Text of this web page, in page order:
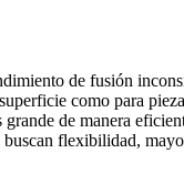
de fusión
como para
de manera
flexibilidad,